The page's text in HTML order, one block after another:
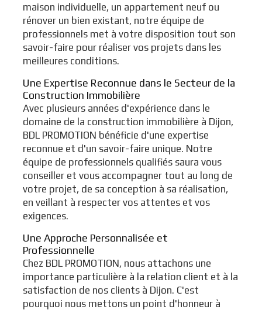
maison individuelle, un appartement neuf ou
rénover un bien existant, notre équipe de
professionnels met à votre disposition tout son
savoir-faire pour réaliser vos projets dans les
meilleures conditions.
Une Expertise Reconnue dans le Secteur de la
Construction Immobilière
Avec plusieurs années d'expérience dans le
domaine de la construction immobilière à Dijon,
BDL PROMOTION bénéficie d'une expertise
reconnue et d'un savoir-faire unique. Notre
équipe de professionnels qualifiés saura vous
conseiller et vous accompagner tout au long de
votre projet, de sa conception à sa réalisation,
en veillant à respecter vos attentes et vos
exigences.
Une Approche Personnalisée et
Professionnelle
Chez BDL PROMOTION, nous attachons une
importance particulière à la relation client et à la
satisfaction de nos clients à Dijon. C'est
pourquoi nous mettons un point d'honneur à